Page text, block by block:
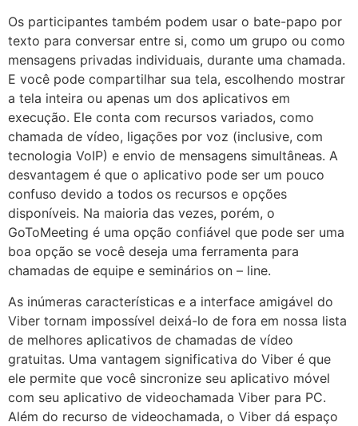
Os participantes também podem usar o bate-papo por
texto para conversar entre si, como um grupo ou como
mensagens privadas individuais, durante uma chamada.
E você pode compartilhar sua tela, escolhendo mostrar
a tela inteira ou apenas um dos aplicativos em
execução. Ele conta com recursos variados, como
chamada de vídeo, ligações por voz (inclusive, com
tecnologia VoIP) e envio de mensagens simultâneas. A
desvantagem é que o aplicativo pode ser um pouco
confuso devido a todos os recursos e opções
disponíveis. Na maioria das vezes, porém, o
GoToMeeting é uma opção confiável que pode ser uma
boa opção se você deseja uma ferramenta para
chamadas de equipe e seminários on – line.
As inúmeras características e a interface amigável do
Viber tornam impossível deixá-lo de fora em nossa lista
de melhores aplicativos de chamadas de vídeo
gratuitas. Uma vantagem significativa do Viber é que
ele permite que você sincronize seu aplicativo móvel
com seu aplicativo de videochamada Viber para PC.
Além do recurso de videochamada, o Viber dá espaço